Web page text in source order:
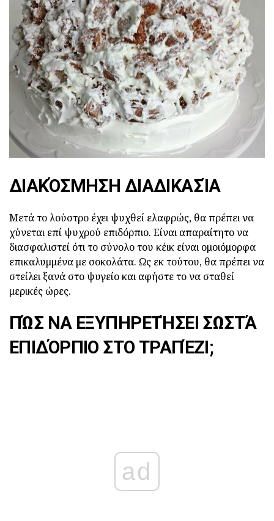
ΔΙΑΚΌΣΜΗΣΗ ΔΙΑΔΙΚΑΣΊΑ
Μετά το λούστρο έχει ψυχθεί ελαφρώς, θα πρέπει να
χύνεται επί ψυχρού επιδόρπιο. Είναι απαραίτητο να
διασφαλιστεί ότι το σύνολο του κέικ είναι ομοιόμορφα
επικαλυμμένα με σοκολάτα. Ως εκ τούτου, θα πρέπει να
στείλει ξανά στο ψυγείο και αφήστε το να σταθεί
μερικές ώρες.
ΠΏΣ ΝΑ ΕΞΥΠΗΡΕΤΉΣΕΙ ΣΩΣΤΆ
ΕΠΙΔΌΡΠΙΟ ΣΤΟ ΤΡΑΠΈΖΙ;
ad